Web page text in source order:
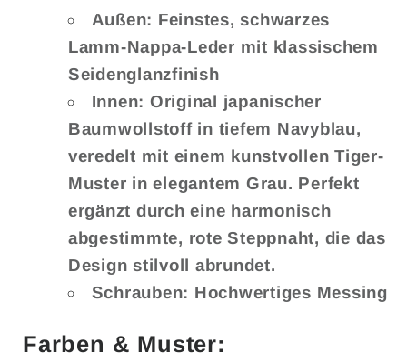
Außen: Feinstes, schwarzes
Lamm-Nappa-Leder mit klassischem
Seidenglanzfinish
Innen: Original japanischer
Baumwollstoff in tiefem Navyblau,
veredelt mit einem kunstvollen Tiger-
Muster in elegantem Grau. Perfekt
ergänzt durch eine harmonisch
abgestimmte, rote Steppnaht, die das
Design stilvoll abrundet.
Schrauben: Hochwertiges Messing
Farben & Muster: